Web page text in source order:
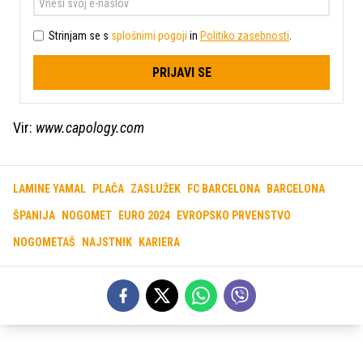
Strinjam se s splošnimi pogoji in Politiko zasebnosti
PRIJAVI SE
Vir: www.capology.com
LAMINE YAMAL PLAČA ZASLUŽEK FC BARCELONA BARCELONA
ŠPANIJA NOGOMET EURO 2024 EVROPSKO PRVENSTVO
NOGOMETAŠ NAJSTNIK KARIERA